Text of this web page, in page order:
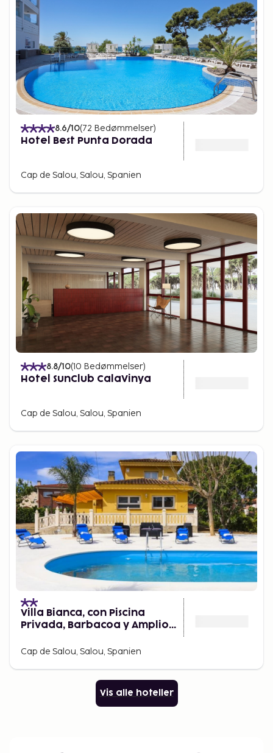
8.6/10(72 Bedømmelser)
Hotel Best Punta Dorada
Cap de Salou, Salou, Spanien
8.8/10(10 Bedømmelser)
Hotel SunClub CalaVinya
Cap de Salou, Salou, Spanien
Villa Bianca, con Piscina
Privada, Barbacoa y Amplio
Cap de Salou, Salou, Spanien
Vis alle hoteller